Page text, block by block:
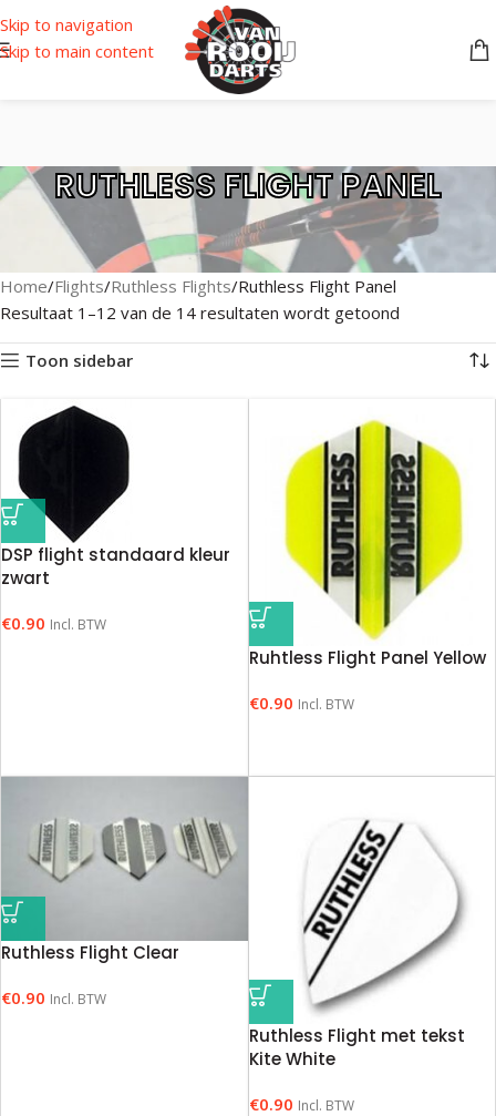
Skip to navigation
Skip to main content
RUTHLESS FLIGHT PANEL
Home Flights Ruthless Flights Ruthless Flight Panel
Resultaat 1–12 van de 14 resultaten wordt getoond
Toon sidebar
DSP flight standaard kleur
zwart
€0.90 Incl. BTW
Ruhtless Flight Panel Yellow
€0.90 Incl. BTW
Ruthless Flight Clear
€0.90 Incl. BTW
Ruthless Flight met tekst
Kite White
€0.90 Incl. BTW